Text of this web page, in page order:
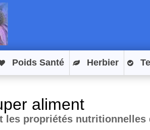
Poids Santé Herbier
aliment
les propriétés